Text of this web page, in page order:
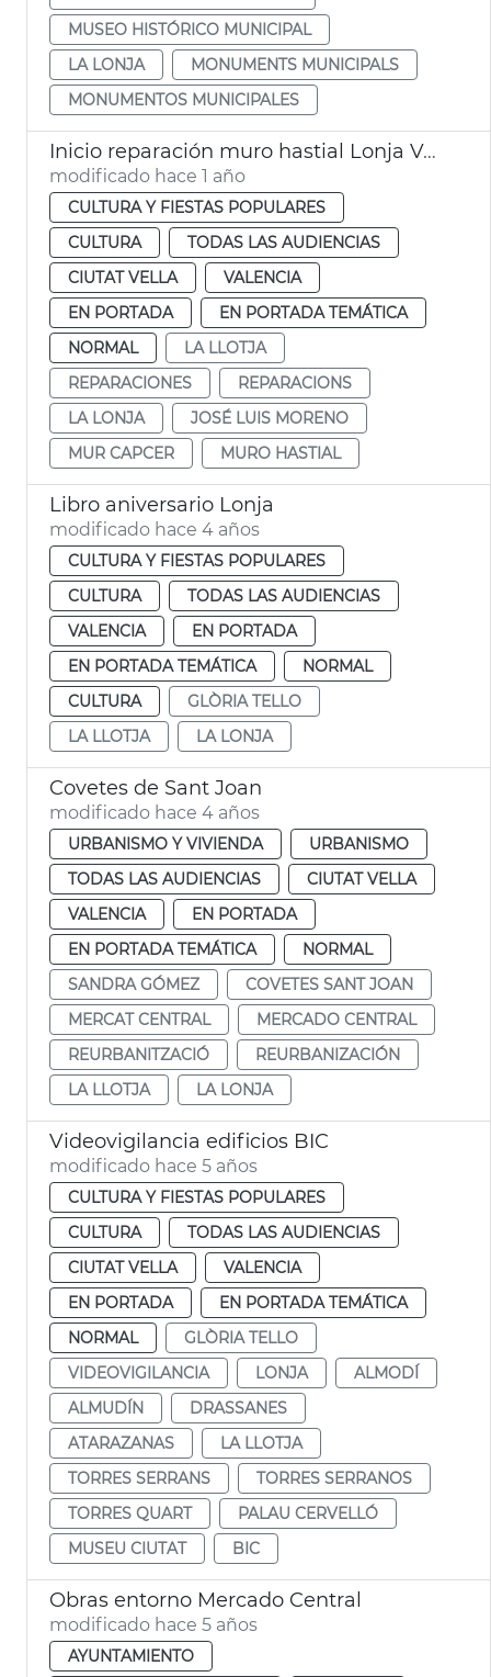
MUSEO HISTÓRICO MUNICIPAL
LA LONJA
MONUMENTS MUNICIPALS
MONUMENTOS MUNICIPALES
Inicio reparación muro hastial Lonja València
modificado hace 1 año
CULTURA Y FIESTAS POPULARES
CULTURA
TODAS LAS AUDIENCIAS
CIUTAT VELLA
VALENCIA
EN PORTADA
EN PORTADA TEMÁTICA
NORMAL
LA LLOTJA
REPARACIONES
REPARACIONS
LA LONJA
JOSÉ LUIS MORENO
MUR CAPCER
MURO HASTIAL
Libro aniversario Lonja
modificado hace 4 años
CULTURA Y FIESTAS POPULARES
CULTURA
TODAS LAS AUDIENCIAS
VALENCIA
EN PORTADA
EN PORTADA TEMÁTICA
NORMAL
CULTURA
GLÒRIA TELLO
LA LLOTJA
LA LONJA
Covetes de Sant Joan
modificado hace 4 años
URBANISMO Y VIVIENDA
URBANISMO
TODAS LAS AUDIENCIAS
CIUTAT VELLA
VALENCIA
EN PORTADA
EN PORTADA TEMÁTICA
NORMAL
SANDRA GÓMEZ
COVETES SANT JOAN
MERCAT CENTRAL
MERCADO CENTRAL
REURBANITZACIÓ
REURBANIZACIÓN
LA LLOTJA
LA LONJA
Videovigilancia edificios BIC
modificado hace 5 años
CULTURA Y FIESTAS POPULARES
CULTURA
TODAS LAS AUDIENCIAS
CIUTAT VELLA
VALENCIA
EN PORTADA
EN PORTADA TEMÁTICA
NORMAL
GLÒRIA TELLO
VIDEOVIGILANCIA
LONJA
ALMODÍ
ALMUDÍN
DRASSANES
ATARAZANAS
LA LLOTJA
TORRES SERRANS
TORRES SERRANOS
TORRES QUART
PALAU CERVELLÓ
MUSEU CIUTAT
BIC
Obras entorno Mercado Central
modificado hace 5 años
AYUNTAMIENTO